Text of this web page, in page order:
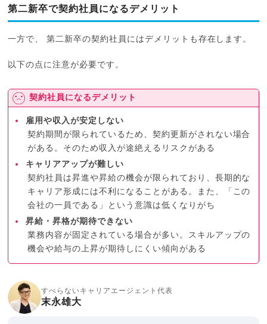
第二新卒で契約社員になるデメリット
一方で、 第二新卒の契約社員にはデメリットも存在します。
以下の点に注意が必要です。
契約社員になるデメリット
雇用や収入が安定しない
契約期間が限られているため、契約更新がされない場合
がある。そのため収入が途絶えるリスクがある
キャリアアップが難しい
契約社員は昇進や昇給の機会が限られており、長期的な
キャリア形成には不利になることがある。また、「この
会社の一員である」という意識は低くなりがち
昇給・昇格が期待できない
業務内容が固定されている場合が多い。スキルアップの
機会や給与の上昇が期待しにくい傾向がある
すべらないキャリアエージェント代表
末永雄大